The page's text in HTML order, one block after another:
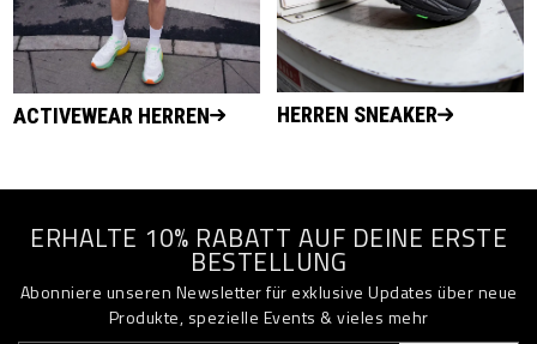
ACTIVEWEAR HERREN HERREN SNEAKER
ERHALTE 10% RABATT AUF DEINE ERSTE
BESTELLUNG
Abonniere unseren Newsletter für exklusive Updates über neue
Produkte, spezielle Events & vieles mehr